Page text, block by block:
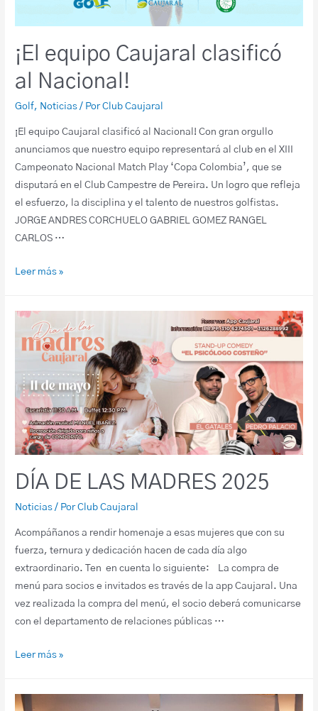
¡El equipo Caujaral clasificó
al Nacional!
Golf, Noticias / PorClub Caujaral
¡El equipo Caujaral clasificó al Nacional! Con gran orgullo
anunciamos que nuestro equipo representará al club en el XIII
Campeonato Nacional Match Play ‘Copa Colombia’, que se
disputará en el Club Campestre de Pereira. Un logro que refleja
el esfuerzo, la disciplina y el talento de nuestros golfistas.
JORGE ANDRES CORCHUELO GABRIEL GOMEZ RANGEL
CARLOS …
Leer más »
DÍA DE LAS MADRES 2025
Noticias / PorClub Caujaral
Acompáñanos a rendir homenaje a esas mujeres que con su
fuerza, ternura y dedicación hacen de cada día algo
extraordinario. Ten en cuenta lo siguiente: La compra de
menú para socios e invitados es través de la app Caujaral. Una
vez realizada la compra del menú, el socio deberá comunicarse
con el departamento de relaciones públicas …
Leer más »